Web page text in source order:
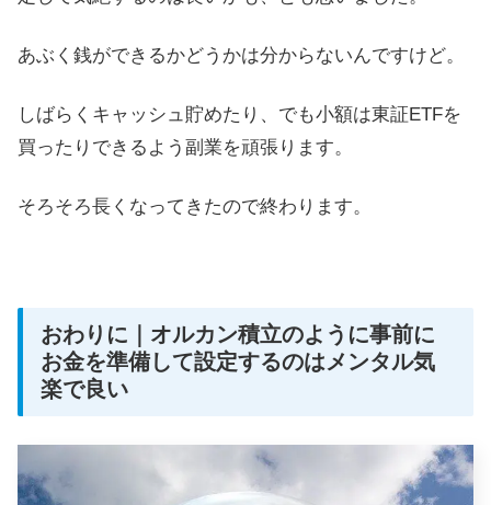
あぶく銭ができるかどうかは分からないんですけど。
しばらくキャッシュ貯めたり、でも小額は東証ETFを
買ったりできるよう副業を頑張ります。
そろそろ長くなってきたので終わります。
おわりに｜オルカン積立のように事前に
お金を準備して設定するのはメンタル気
楽で良い